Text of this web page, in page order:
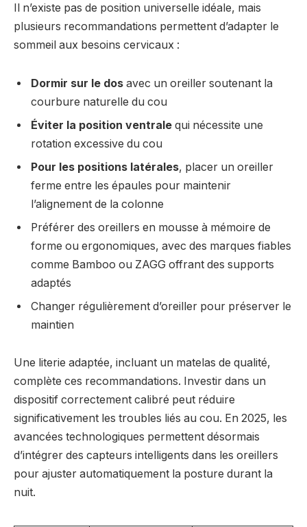
Il n’existe pas de position universelle idéale, mais
plusieurs recommandations permettent d’adapter le
sommeil aux besoins cervicaux :
Dormir sur le dos avec un oreiller soutenant la
courbure naturelle du cou
Éviter la position ventrale qui nécessite une
rotation excessive du cou
Pour les positions latérales, placer un oreiller
ferme entre les épaules pour maintenir
l’alignement de la colonne
Préférer des oreillers en mousse à mémoire de
forme ou ergonomiques, avec des marques fiables
comme Bamboo ou ZAGG offrant des supports
adaptés
Changer régulièrement d’oreiller pour préserver le
maintien
Une literie adaptée, incluant un matelas de qualité,
complète ces recommandations. Investir dans un
dispositif correctement calibré peut réduire
significativement les troubles liés au cou. En 2025, les
avancées technologiques permettent désormais
d’intégrer des capteurs intelligents dans les oreillers
pour ajuster automatiquement la posture durant la
nuit.